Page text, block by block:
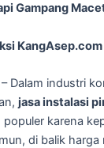
Gampang
KangAsep.com
– Dalam industri
jasa instalasi
populer karena
di balik harga